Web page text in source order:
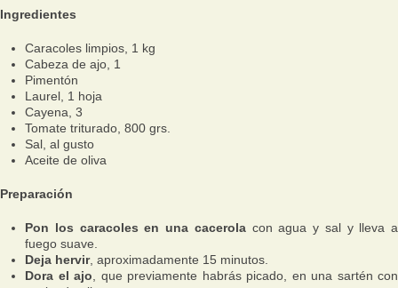
Ingredientes
Caracoles limpios, 1 kg
Cabeza de ajo, 1
Pimentón
Laurel, 1 hoja
Cayena, 3
Tomate triturado, 800 grs.
Sal, al gusto
Aceite de oliva
Preparación
Pon los caracoles en una cacerola con agua y sal y lleva a
fuego suave.
Deja hervir, aproximadamente 15 minutos.
Dora el ajo , que previamente habrás picado, en una sartén con